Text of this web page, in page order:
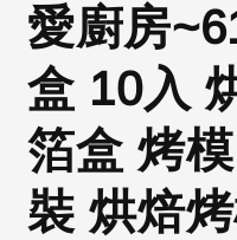
愛廚房
盒 10入
箔盒 烤
裝 烘焙